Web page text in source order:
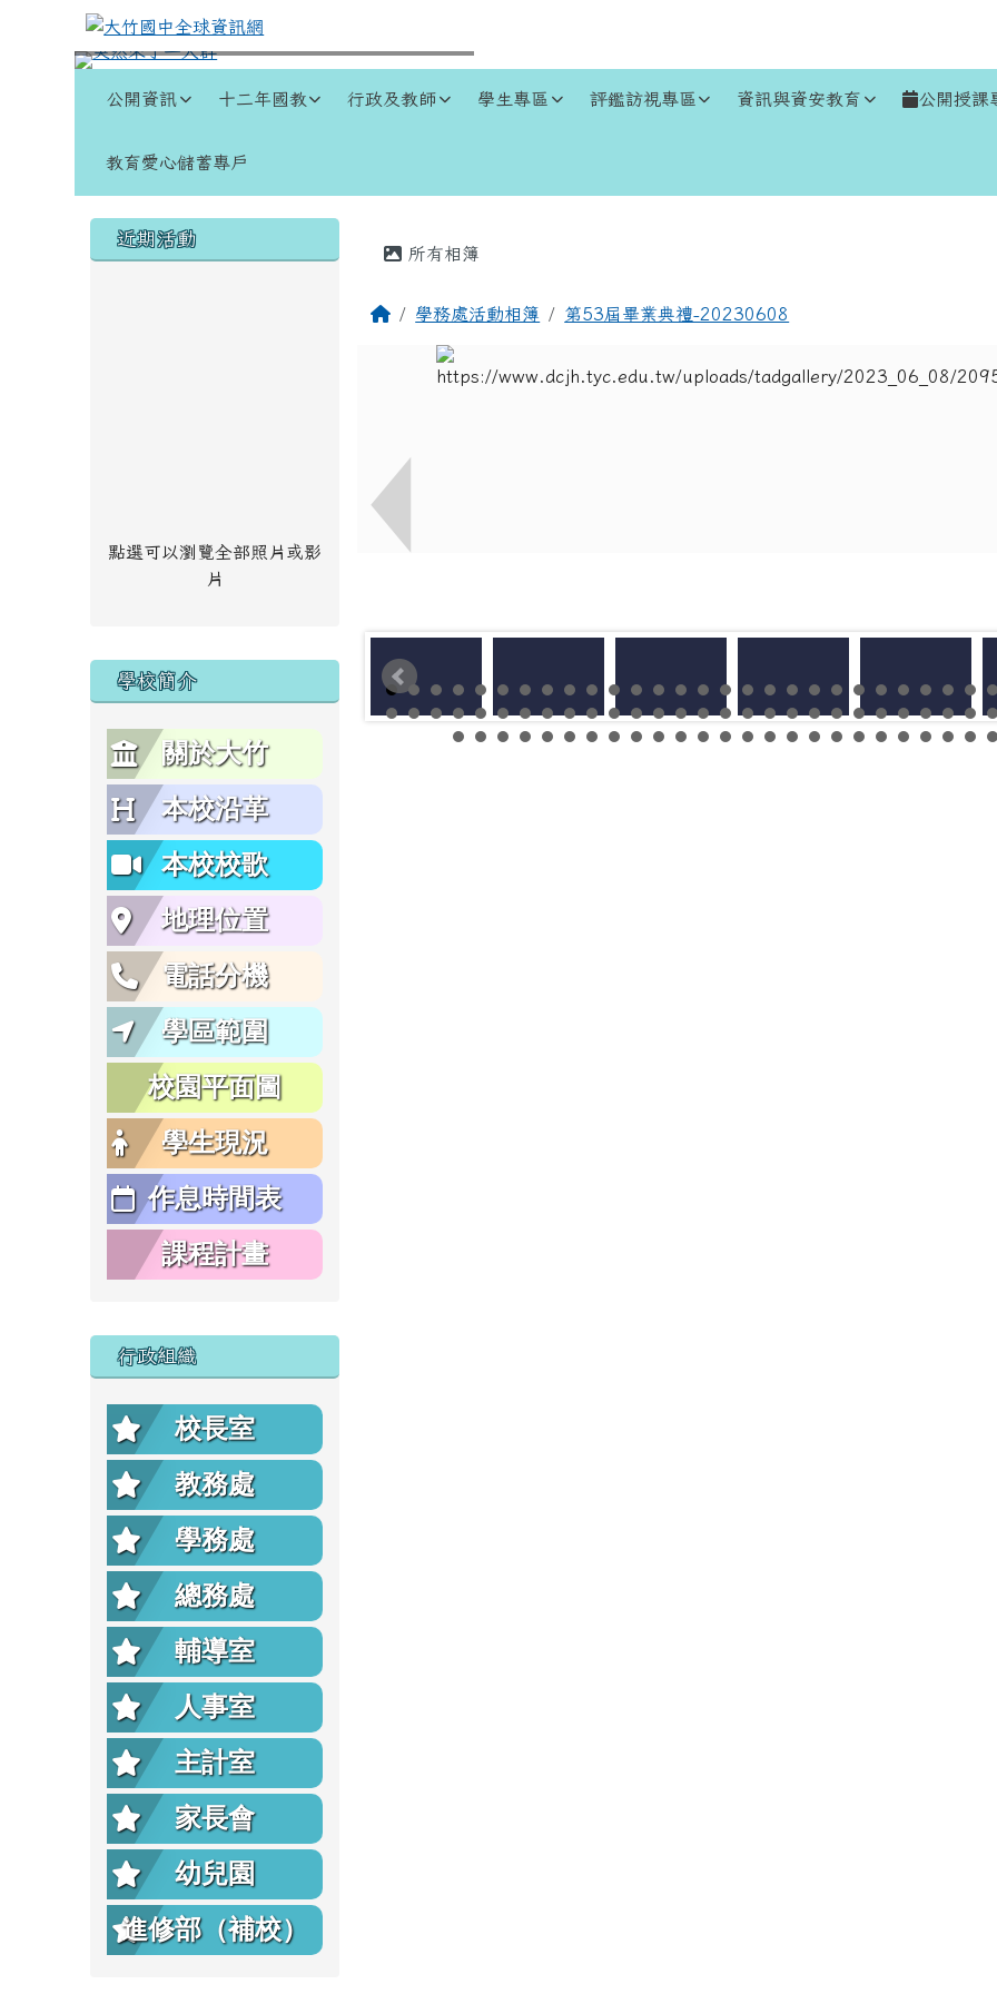
跳至主內容區
大竹國中全球資訊網
公開資訊 十二年國教 行政及教師 學生專區 評鑑訪視專區 資訊與資安教育 公開授課
教育愛心儲蓄專戶
左邊區域內容
近期活動
點選可以瀏覽全部照片或影
片
學校簡介
關於大竹
本校沿革
本校校歌
地理位置
電話分機
學區範圍
校園平面圖
學生現況
作息時間表
課程計畫
行政組織
校長室
教務處
學務處
總務處
輔導室
人事室
主計室
家長會
幼兒園
進修部（補校）
主內容區域
所有相簿
回首頁學務處活動相簿 第53屆畢業典禮-20230608
頁尾區域